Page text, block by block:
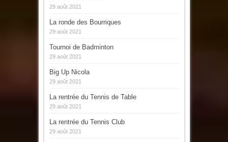
29 août 2021
La ronde des Bourriques
29 août 2021
Tournoi de Badminton
29 août 2021
Big Up Nicola
29 août 2021
La rentrée du Tennis de Table
29 août 2021
La rentrée du Tennis Club
29 août 2021